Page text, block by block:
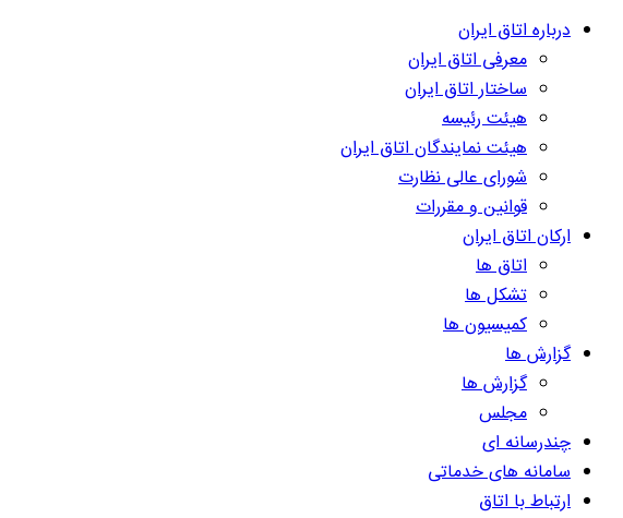
درباره اتاق ایران
معرفی اتاق ایران
ساختار اتاق ایران
هیئت رئیسه
هیئت نمایندگان اتاق ایران
شورای عالی نظارت
قوانین و مقررات
ارکان اتاق ایران
اتاق ها
تشکل ها
کمیسیون ها
گزارش ها
گزارش ها
مجلس
چندرسانه ای
سامانه های خدماتی
ارتباط با اتاق